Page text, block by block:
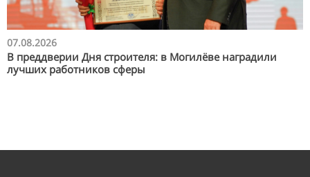
07.08.2026
В преддверии Дня строителя: в Могилёве наградили
лучших работников сферы